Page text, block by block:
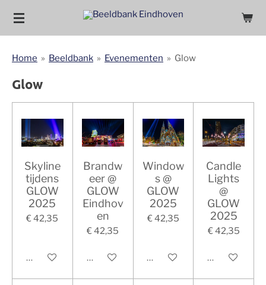
Ga
de
hoofdinhoud
Home » Beeldbank » Evenementen » Glow
Glow
Skyline
tijdens
GLOW
2025
€ 42,35
In winkelwagen
Brandw
eer @
GLOW
Eindhov
en
€ 42,35
In winkelwagen
Window
s @
GLOW
2025
€ 42,35
In winkelwagen
Candle
Lights
@
GLOW
2025
€ 42,35
In